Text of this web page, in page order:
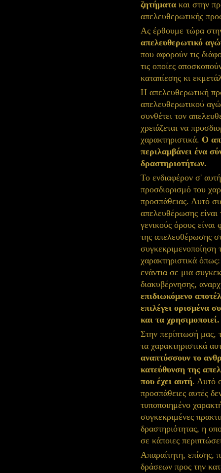
ζητήματα και στην
απελευθερωτικής
Ας έρθουμε τώρα
απελευθερωτικό
που αφορούν τις
τις οποίες
καταπίεσης κι
Η απελευθερωτική
απελευθερωτικού
συνθέτει τον
χρειάζεται να
χαρακτηριστικά. Ο
περιλαμβάνει ένα
δραστηριοτήτων.
Το ενδιαφέρον σ'
προσδιορισμό του
προσπάθειας. Αυτό
απελευθέρωσης
γενικούς όρους
της απελευθέρωσης
συγκεκριμενοποίηση
χαρακτηριστικά
ενάντια σε μια
διακυβέρνησης,
επιδιωκόμενο
επιλέγει ορισμένα
και τα χρησιμοποιεί.
Στην περίπτωσή μας,
τα χαρακτηριστικά
αναπτύσσουν το
κατεύθυνση της
που έχει αυτή. Αυτό
προσπάθειες αυτές
τυποποιημένο
συγκεκριμένες
δραστηριότητας, η
σε κάποιες
Απαραίτητη, επίσης,
δράσεων προς την